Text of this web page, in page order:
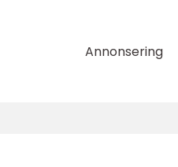
Annonsering